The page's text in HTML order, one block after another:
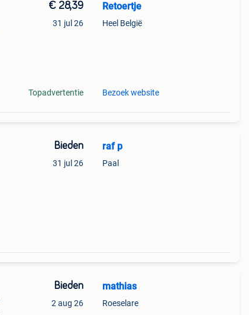
€ 28,39
31 jul 26
Topadvertentie
Retoertje
Heel België
Bezoek website
Bieden
31 jul 26
raf p
Paal
Bieden
2 aug 26
mathias
Roeselare